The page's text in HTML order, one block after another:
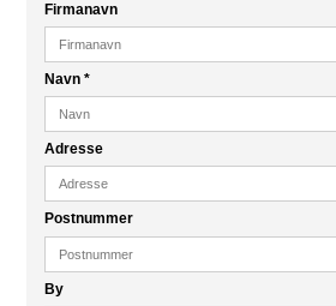
Firmanavn
Navn*
Adresse
Postnummer
By